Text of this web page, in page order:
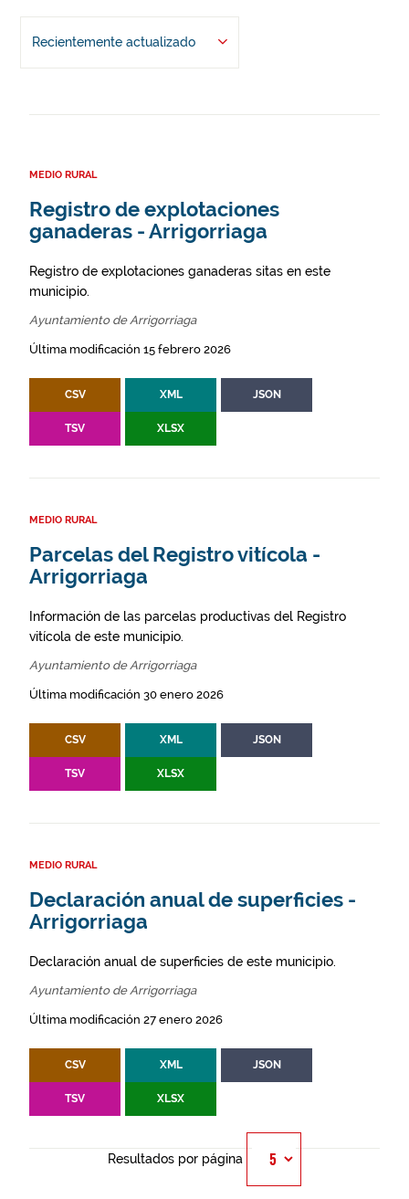
Recientemente actualizado
MEDIO RURAL
Registro de explotaciones
ganaderas - Arrigorriaga
Registro de explotaciones ganaderas sitas en este
municipio.
Ayuntamiento de Arrigorriaga
Última modificación 15 febrero 2026
CSV XML JSON
TSV XLSX
MEDIO RURAL
Parcelas del Registro vitícola -
Arrigorriaga
Información de las parcelas productivas del Registro
vitícola de este municipio.
Ayuntamiento de Arrigorriaga
Última modificación 30 enero 2026
CSV XML JSON
TSV XLSX
MEDIO RURAL
Declaración anual de superficies -
Arrigorriaga
Declaración anual de superficies de este municipio.
Ayuntamiento de Arrigorriaga
Última modificación 27 enero 2026
CSV XML JSON
TSV XLSX
Resultados por página